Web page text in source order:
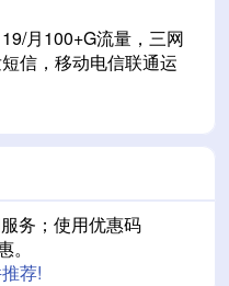
19/月100+G流量，三网
信，移动电信联通运
务；使用优惠码
。
荐!